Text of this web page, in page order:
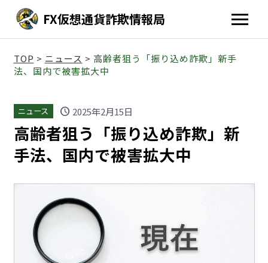
FX仮想通貨詐欺情報局
TOP > ニュース > 高齢者狙う「振り込め詐欺」新手
法、国内で被害拡大中
ニュース schedule 2025年2月15日
高齢者狙う「振り込め詐欺」新
手法、国内で被害拡大中